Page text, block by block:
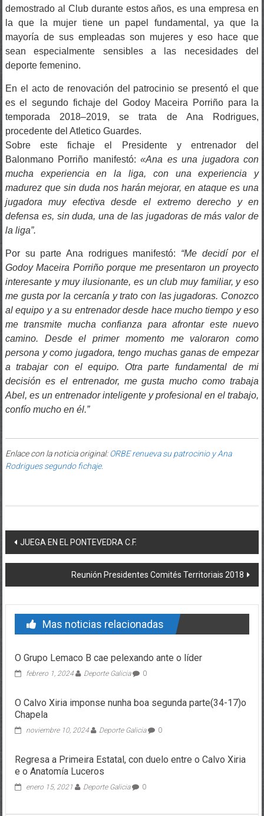
demostrado al Club durante estos años, es una empresa en
la que la mujer tiene un papel fundamental, ya que la
mayoría de sus empleadas son mujeres y eso hace que
sean especialmente sensibles a las necesidades del
deporte femenino.
En el acto de renovación del patrocinio se presentó el que
es el segundo fichaje del Godoy Maceira Porriño para la
temporada 2018–2019, se trata de Ana Rodrigues,
procedente del Atletico Guardes.
Sobre este fichaje el Presidente y entrenador del
Balonmano Porriño manifestó:«Ana es una jugadora con
mucha experiencia en la liga, con una experiencia y
madurez que sin duda nos harán mejorar, en ataque es una
jugadora muy efectiva desde el extremo derecho y en
defensa es, sin duda, una de las jugadoras de más valor de
la liga”.
Por su parte Ana rodrigues manifestó: “Me decidí por el
Godoy Maceira Porriño porque me presentaron un proyecto
interesante y muy ilusionante, es un club muy familiar, y eso
me gusta por la cercanía y trato con las jugadoras. Conozco
al equipo y a su entrenador desde hace mucho tiempo y eso
me transmite mucha confianza para afrontar este nuevo
camino. Desde el primer momento me valoraron como
persona y como jugadora, tengo muchas ganas de empezar
a trabajar con el equipo. Otra parte fundamental de mi
decisión es el entrenador, me gusta mucho como trabaja
Abel, es un entrenador inteligente y profesional en el trabajo,
confío mucho en él.”
Enlace con la noticia original:ORBE renueva su patrocinio y Ana
Rodrigues segundo fichaje.
Post navigation
JUEGA EN EL PONTEVEDRA C.F.
Reunión Presidentes Comités Territoriais 2018
Mas noticias relacionadas
O Grupo Lemaco B cae pelexando ante o líder
febrero 1, 2024 Deporte Galicia 0
O Calvo Xiria imponse nunha boa segunda parte(34-17)o
Chapela
noviembre 10, 2024 Deporte Galicia 0
Regresa a Primeira Estatal, con duelo entre o Calvo Xiria
e o Anatomía Luceros
enero 15, 2021 Deporte Galicia 0